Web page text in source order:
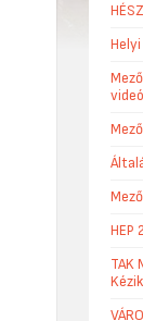
HEP
TAK